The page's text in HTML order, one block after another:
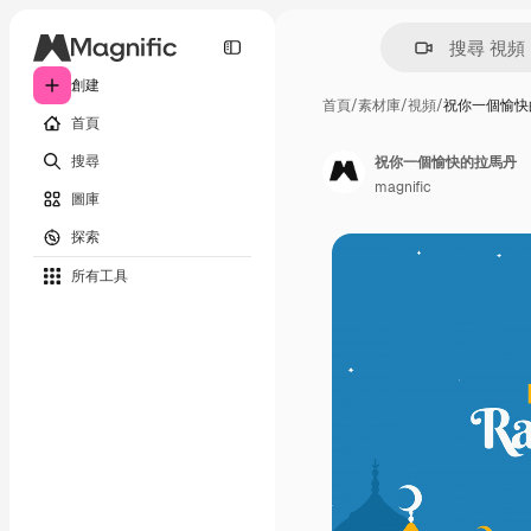
創建
首頁
搜尋
圖庫
探索
所有工具
首頁/素材庫/視頻/祝你一個愉
祝你一個愉快的拉馬丹
magnific